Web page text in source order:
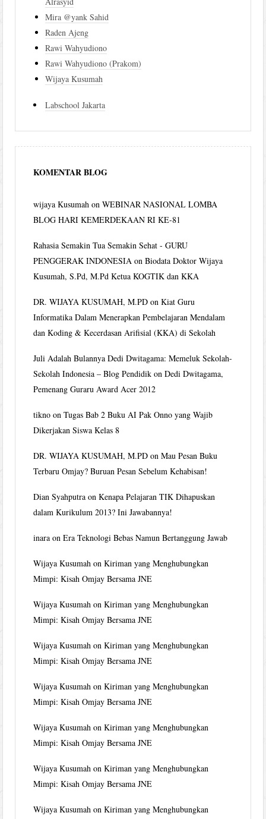
Mira @yank Sahid
Raden Ajeng
Rawi Wahyudiono
Rawi Wahyudiono (Prakom)
Wijaya Kusumah
Labschool Jakarta
KOMENTAR BLOG
wijaya Kusumah onWEBINAR NASIONAL LOMBA
BLOG HARI KEMERDEKAAN RI KE-81
Rahasia Semakin Tua Semakin Sehat - GURU
PENGGERAK INDONESIA onBiodata Doktor Wijaya
Kusumah, S.Pd, M.Pd Ketua KOGTIK dan KKA
DR. WIJAYA KUSUMAH, M.PD onKiat Guru
Informatika Dalam Menerapkan Pembelajaran Mendalam
dan Koding & Kecerdasan Arifisial (KKA) di Sekolah
Juli Adalah Bulannya Dedi Dwitagama: Memeluk Sekolah-
Sekolah Indonesia – Blog Pendidik onDedi Dwitagama,
Pemenang Guraru Award Acer 2012
tikno onTugas Bab 2 Buku AI Pak Onno yang Wajib
Dikerjakan Siswa Kelas 8
DR. WIJAYA KUSUMAH, M.PD onMau Pesan Buku
Terbaru Omjay? Buruan Pesan Sebelum Kehabisan!
Dian Syahputra onKenapa Pelajaran TIK Dihapuskan
dalam Kurikulum 2013? Ini Jawabannya!
inara onEra Teknologi Bebas Namun Bertanggung Jawab
Wijaya Kusumah onKiriman yang Menghubungkan
Mimpi: Kisah Omjay Bersama JNE
Wijaya Kusumah onKiriman yang Menghubungkan
Mimpi: Kisah Omjay Bersama JNE
Wijaya Kusumah onKiriman yang Menghubungkan
Mimpi: Kisah Omjay Bersama JNE
Wijaya Kusumah onKiriman yang Menghubungkan
Mimpi: Kisah Omjay Bersama JNE
Wijaya Kusumah onKiriman yang Menghubungkan
Mimpi: Kisah Omjay Bersama JNE
Wijaya Kusumah onKiriman yang Menghubungkan
Mimpi: Kisah Omjay Bersama JNE
Wijaya Kusumah onKiriman yang Menghubungkan